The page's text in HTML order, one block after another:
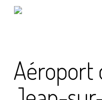
Skip
Aéroport